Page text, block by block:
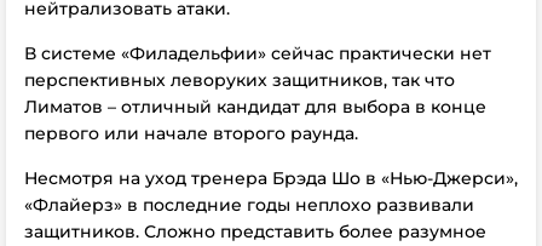
нейтрализовать атаки.
В системе «Филадельфии» сейчас практически нет
перспективных леворуких защитников, так что
Лиматов – отличный кандидат для выбора в конце
первого или начале второго раунда.
Несмотря на уход тренера Брэда Шо в «Нью-Джерси»,
«Флайерз» в последние годы неплохо развивали
защитников. Сложно представить более разумное